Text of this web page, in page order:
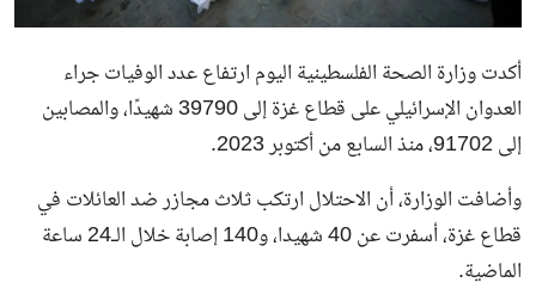
أكدت وزارة الصحة الفلسطينية اليوم ارتفاع عدد الوفيات جراء
العدوان الإسرائيلي على قطاع غزة إلى 39790 شهيدًا، والمصابين
إلى 91702، منذ السابع من أكتوبر 2023.
وأضافت الوزارة، أن الاحتلال ارتكب ثلاث مجازر ضد العائلات في
قطاع غزة، أسفرت عن 40 شهيدا، و140 إصابة خلال الـ24 ساعة
الماضية.